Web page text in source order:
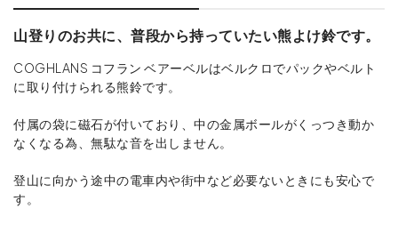
山登りのお共に、普段から持っていたい熊よけ鈴です。
COGHLANS コフラン ベアーベルはベルクロでパックやベルト
に取り付けられる熊鈴です。
付属の袋に磁石が付いており、中の金属ボールがくっつき動か
なくなる為、無駄な音を出しません。
登山に向かう途中の電車内や街中など必要ないときにも安心で
す。